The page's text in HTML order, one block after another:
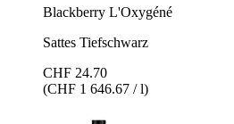
Blackberry L'Oxygéné
Sattes Tiefschwarz
CHF 24.70
(CHF 1 646.67 / l)